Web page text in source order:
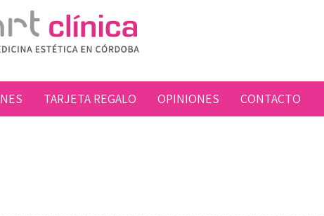
TARJETA REGALO OPINIONES CONTACTO